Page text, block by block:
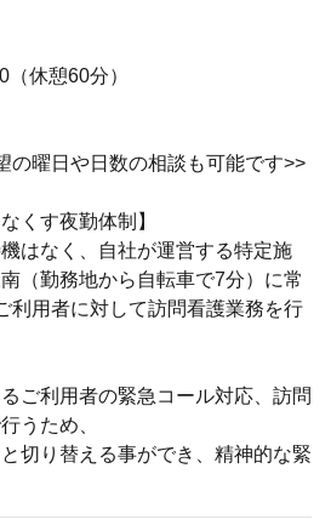
（休憩60分）
の曜日や日数の相談も可能です>>
くす夜勤体制】
はなく、自社が運営する特定施
（勤務地から自転車で7分）に常
利用者に対して訪問看護業務を行
ご利用者の緊急コール対応、訪問
うため、
切り替える事ができ、精神的な緊